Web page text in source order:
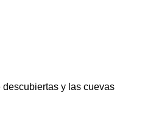
y las cuevas